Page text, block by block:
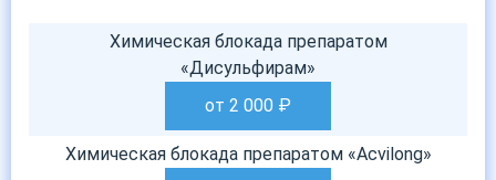
Химическая блокада препаратом
«Дисульфирам»
от 2 000 ₽
Химическая блокада препаратом «Acvilong»